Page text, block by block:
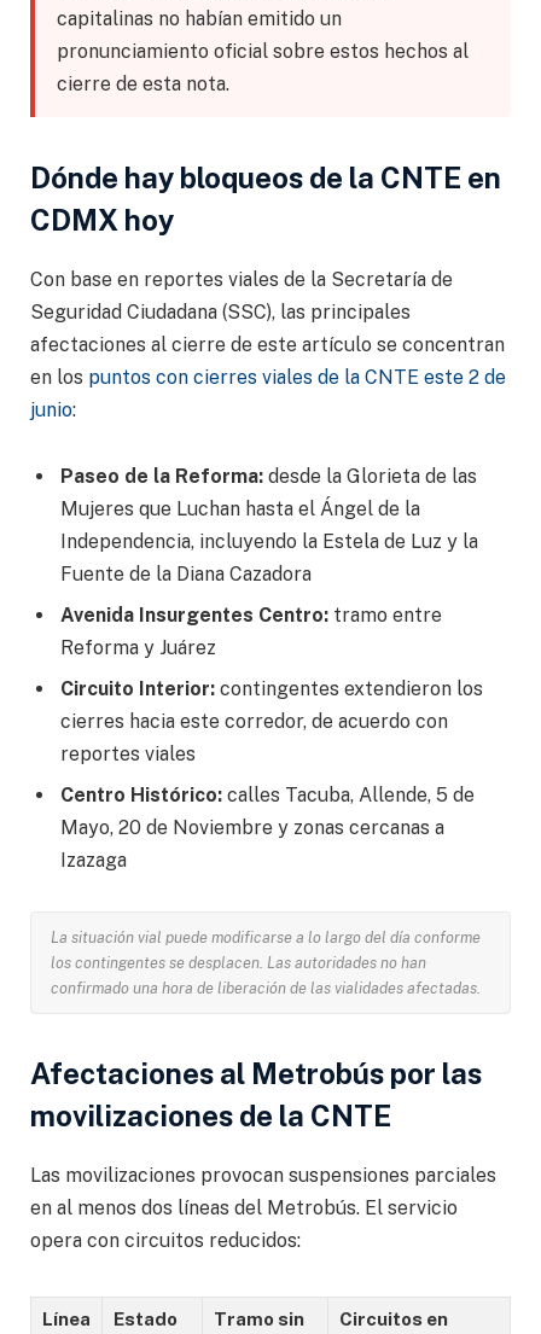
capitalinas no habían emitido un
pronunciamiento oficial sobre estos hechos al
cierre de esta nota.
Dónde hay bloqueos de la CNTE en
CDMX hoy
Con base en reportes viales de la Secretaría de
Seguridad Ciudadana (SSC), las principales
afectaciones al cierre de este artículo se concentran
en los puntos con cierres viales de la CNTE este 2 de
junio:
Paseo de la Reforma: desde la Glorieta de las
Mujeres que Luchan hasta el Ángel de la
Independencia, incluyendo la Estela de Luz y la
Fuente de la Diana Cazadora
Avenida Insurgentes Centro: tramo entre
Reforma y Juárez
Circuito Interior: contingentes extendieron los
cierres hacia este corredor, de acuerdo con
reportes viales
Centro Histórico: calles Tacuba, Allende, 5 de
Mayo, 20 de Noviembre y zonas cercanas a
Izazaga
La situación vial puede modificarse a lo largo del día conforme
los contingentes se desplacen. Las autoridades no han
confirmado una hora de liberación de las vialidades afectadas.
Afectaciones al Metrobús por las
movilizaciones de la CNTE
Las movilizaciones provocan suspensiones parciales
en al menos dos líneas del Metrobús. El servicio
opera con circuitos reducidos:
Línea Estado Tramo sin Circuitos en